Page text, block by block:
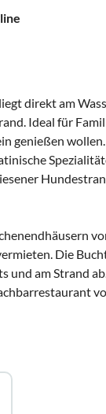
direkt am
Ideal für
genießen
Die
und am Strand